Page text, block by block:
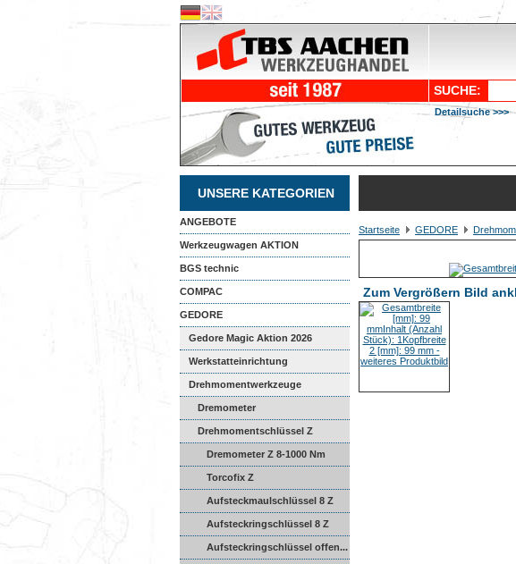
SUCHE:
Detailsuche >>>
UNSERE KATEGORIEN
ANGEBOTE
Werkzeugwagen AKTION
BGS technic
COMPAC
GEDORE
Gedore Magic Aktion 2026
Werkstatteinrichtung
Drehmomentwerkzeuge
Dremometer
Drehmomentschlüssel Z
Dremometer Z 8-1000 Nm
Torcofix Z
Aufsteckmaulschlüssel 8 Z
Aufsteckringschlüssel 8 Z
Aufsteckringschlüssel offen...
Startseite GEDORE
Zum Vergrößern Bild